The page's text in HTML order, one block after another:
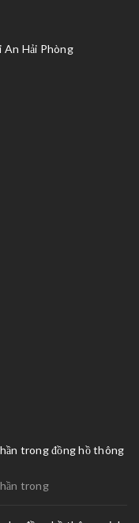
An Hải Phòng
trong đồng hồ thông
trong